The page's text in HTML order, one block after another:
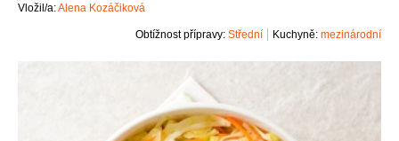
Vložil/a:Alena Kozáčiková
Kuchyně: mezinárodní
Obtížnost přípravy: Střední